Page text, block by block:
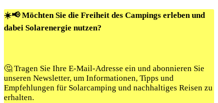
☀️📢 Möchten Sie die Freiheit des Campings erleben und
dabei Solarenergie nutzen?
🤔 Tragen Sie Ihre E-Mail-Adresse ein und abonnieren Sie
unseren Newsletter, um Informationen, Tipps und
Empfehlungen für Solarcamping und nachhaltiges Reisen zu
erhalten.